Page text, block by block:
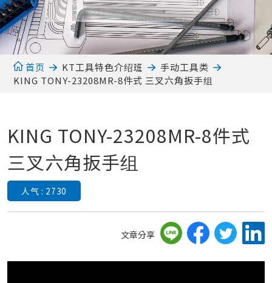
首页 KT工具特色介绍班
手动工具类
KING TONY-23208MR-8件式 三叉六角扳手组
KING TONY-23208MR-8件式
三叉六角扳手组
人气 : 2730
文章分享